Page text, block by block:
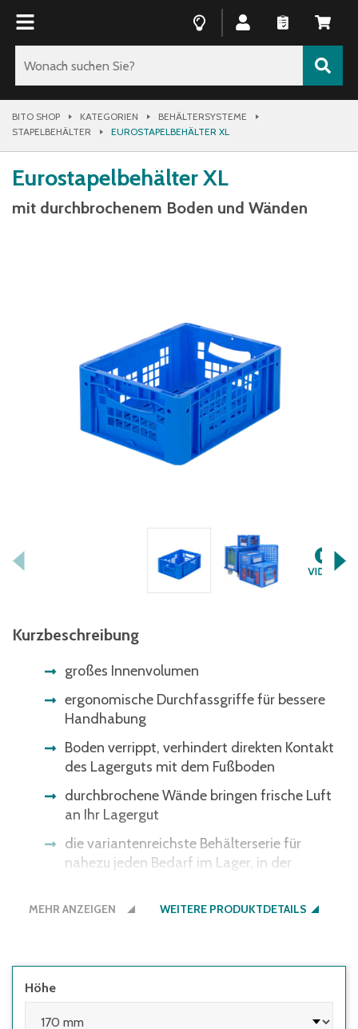
BITO SHOP KATEGORIEN
BEHÄLTERSYSTEME
STAPELBEHÄLTER
EUROSTAPELBEHÄLTER XL
Eurostapelbehälter XL
mit durchbrochenem Boden und Wänden
Kurzbeschreibung
großes Innenvolumen
ergonomische Durchfassgriffe für bessere
Handhabung
Boden verrippt, verhindert direkten Kontakt
des Lagerguts mit dem Fußboden
durchbrochene Wände bringen frische Luft
an Ihr Lagergut
die variantenreichste Behälterserie für
nahezu jeden Bedarf im Lager, in der
MEHR ANZEIGEN WEITERE PRODUKTDETAILS
Höhe